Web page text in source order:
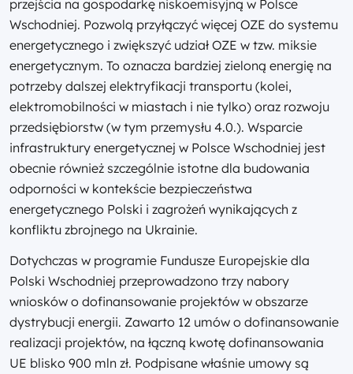
przejścia na gospodarkę niskoemisyjną w Polsce
Wschodniej. Pozwolą przyłączyć więcej OZE do systemu
energetycznego i zwiększyć udział OZE w tzw. miksie
energetycznym. To oznacza bardziej zieloną energię na
potrzeby dalszej elektryfikacji transportu (kolei,
elektromobilności w miastach i nie tylko) oraz rozwoju
przedsiębiorstw (w tym przemysłu 4.0.). Wsparcie
infrastruktury energetycznej w Polsce Wschodniej jest
obecnie również szczególnie istotne dla budowania
odporności w kontekście bezpieczeństwa
energetycznego Polski i zagrożeń wynikających z
konfliktu zbrojnego na Ukrainie.
Dotychczas w programie Fundusze Europejskie dla
Polski Wschodniej przeprowadzono trzy nabory
wniosków o dofinansowanie projektów w obszarze
dystrybucji energii. Zawarto 12 umów o dofinansowanie
realizacji projektów, na łączną kwotę dofinansowania
UE blisko 900 mln zł. Podpisane właśnie umowy są